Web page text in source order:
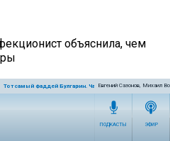
Тот самый Фаддей Булгарин. Часть 2Евгений Сазонов, Михаил
ПОДКАСТЫ ЭФИР
объяснила, чем
для поддержки